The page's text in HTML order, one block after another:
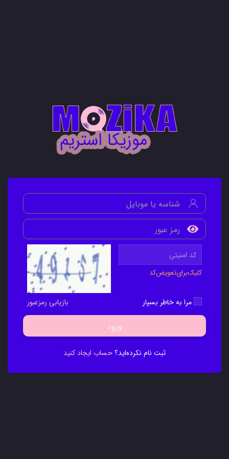
کلیک‌برای‌تعویض‌کد
مرا به خاطر بسپار بازیابی رمزعبور
ورود
ثبت نام نکرده‌اید؟ حساب ایجاد کنید